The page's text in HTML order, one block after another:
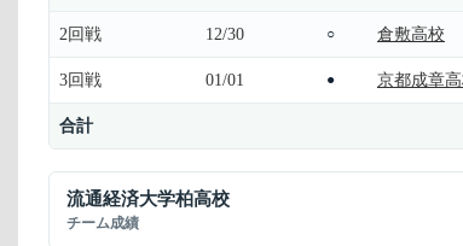
2回戦 12/30 ○ 倉敷高校
3回戦 01/01 ● 京都成章
合計
流通経済大学柏高校
チーム成績